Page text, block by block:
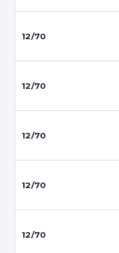
12/70
12/70
12/70
12/70
12/70